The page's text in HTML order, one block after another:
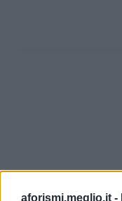
aforismi.meglio.it -